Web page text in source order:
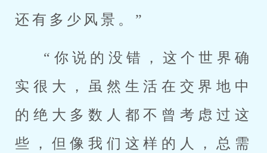
还有多少风景。”
“你说的没错，这个世界确
实很大，虽然生活在交界地中
的绝大多数人都不曾考虑过这
些，但像我们这样的人，总需